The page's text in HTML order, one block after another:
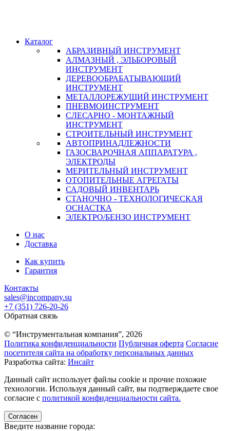
Каталог
АБРАЗИВНЫЙ ИНСТРУМЕНТ
АЛМАЗНЫЙ , ЭЛЬБОРОВЫЙ
ИНСТРУМЕНТ
ДЕРЕВООБРАБАТЫВАЮЩИЙ
ИНСТРУМЕНТ
МЕТАЛЛОРЕЖУЩИЙ ИНСТРУМЕНТ
ПНЕВМОИНСТРУМЕНТ
СЛЕСАРНО - МОНТАЖНЫЙ
ИНСТРУМЕНТ
СТРОИТЕЛЬНЫЙ ИНСТРУМЕНТ
АВТОПРИНАДЛЕЖНОСТИ
ГАЗОСВАРОЧНАЯ АППАРАТУРА ,
ЭЛЕКТРОДЫ
МЕРИТЕЛЬНЫЙ ИНСТРУМЕНТ
ОТОПИТЕЛЬНЫЕ АГРЕГАТЫ
САДОВЫЙ ИНВЕНТАРЬ
СТАНОЧНО - ТЕХНОЛОГИЧЕСКАЯ
ОСНАСТКА
ЭЛЕКТРО/БЕНЗО ИНСТРУМЕНТ
О нас
Доставка
Как купить
Гарантия
Контакты
sales@incompany.su
+7 (351) 726-20-26
Обратная связь
© “Инструментальная компания”, 2026
Политика конфиденциальности Публичная оферта Согласие
посетителя сайта на обработку персональных данных
Разработка сайта: Инсайт
Данный сайт использует файлы cookie и прочие похожие
технологии. Используя данный сайт, вы подтверждаете свое
согласие с политикой конфиденциальности сайта.
Согласен
Введите название города: